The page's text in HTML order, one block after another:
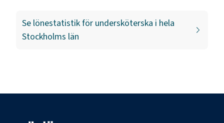
Se lönestatistik för undersköterska i hela
Stockholms län